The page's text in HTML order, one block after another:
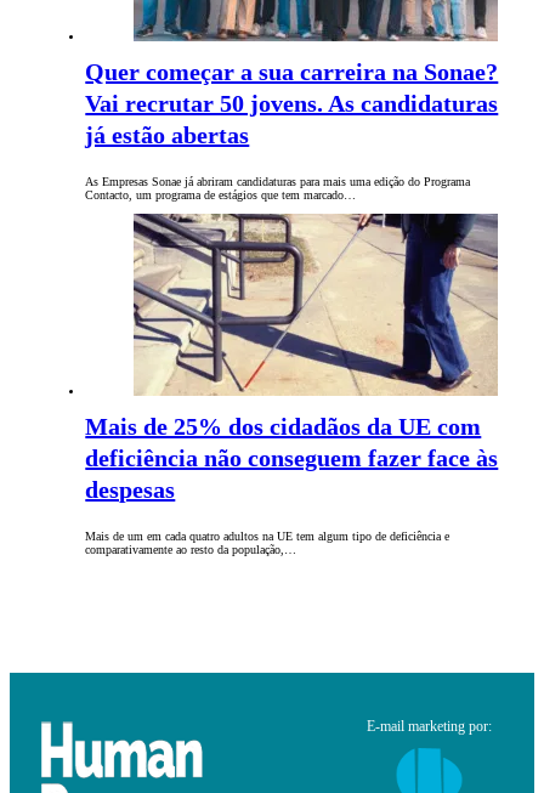
Quer começar a sua carreira na Sonae?
Vai recrutar 50 jovens. As candidaturas
já estão abertas
As Empresas Sonae já abriram candidaturas para mais uma edição do Programa
Contacto, um programa de estágios que tem marcado…
Mais de 25% dos cidadãos da UE com
deficiência não conseguem fazer face às
despesas
Mais de um em cada quatro adultos na UE tem algum tipo de deficiência e
comparativamente ao resto da população,…
E-mail marketing por: